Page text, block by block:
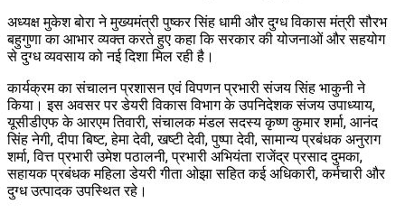
अध्यक्ष मुकेश बोरा ने मुख्यमंत्री पुष्कर सिंह धामी और दुग्ध विकास मंत्री सौरभ
बहुगुणा का आभार व्यक्त करते हुए कहा कि सरकार की योजनाओं और सहयोग
से दुग्ध व्यवसाय को नई दिशा मिल रही है।
कार्यक्रम का संचालन प्रशासन एवं विपणन प्रभारी संजय सिंह भाकुनी ने
किया। इस अवसर पर डेयरी विकास विभाग के उपनिदेशक संजय उपाध्याय,
यूसीडीएफ के आरएम तिवारी, संचालक मंडल सदस्य कृष्ण कुमार शर्मा, आनंद
सिंह नेगी, दीपा बिष्ट, हेमा देवी, खष्टी देवी, पुष्पा देवी, सामान्य प्रबंधक अनुराग
शर्मा, वित्त प्रभारी उमेश पठालनी, प्रभारी अभियंता राजेंद्र प्रसाद दुमका,
सहायक प्रबंधक महिला डेयरी गीता ओझा सहित कई अधिकारी, कर्मचारी और
दुग्ध उत्पादक उपस्थित रहे।